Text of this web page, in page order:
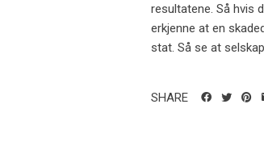
resultatene. Så hvis
erkjenne at en
stat. Så se at
SHARE